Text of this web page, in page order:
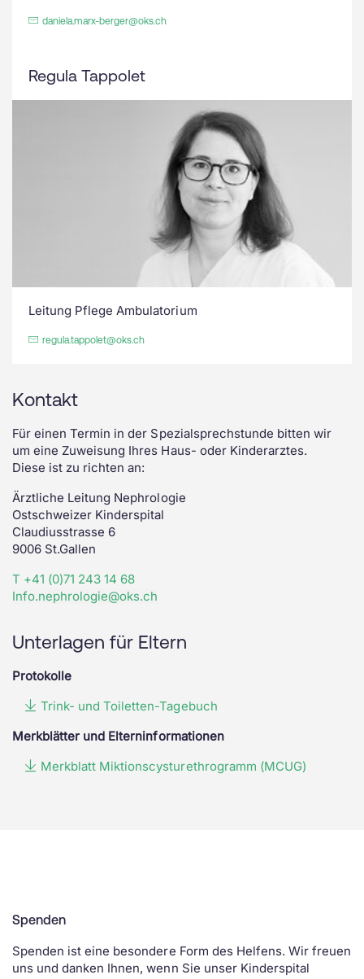
daniela.marx-berger@oks.ch
Regula Tappolet
Leitung Pflege Ambulatorium
regula.tappolet@oks.ch
Kontakt
Für einen Termin in der Spezialsprechstunde bitten wir
um eine Zuweisung Ihres Haus- oder Kinderarztes.
Diese ist zu richten an:
Ärztliche Leitung Nephrologie
Ostschweizer Kinderspital
Claudiusstrasse 6
9006 St.Gallen
T +41 (0)71 243 14 68
Info.nephrologie@oks.ch
Unterlagen für Eltern
Protokolle
Trink- und Toiletten-Tagebuch
Merkblätter und Elterninformationen
Merkblatt Miktionscysturethrogramm (MCUG)
Spenden
Spenden ist eine besondere Form des Helfens. Wir freuen
uns und danken Ihnen, wenn Sie unser Kinderspital